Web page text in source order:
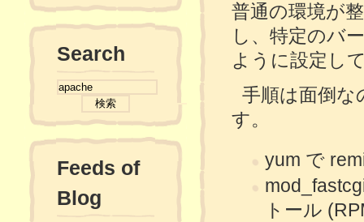
普通の環境が
し、特定のバ
ように設定し
手順は面倒な
す。
yum で
トール
Search
Feeds of
Blog